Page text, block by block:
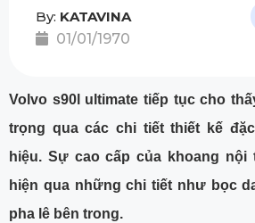
By: KATAVINA
01/01/1970
Volvo s90l ultimate tiếp tục cho
trọng qua các chi tiết thiết kế
hiệu. Sự cao cấp của khoang
hiện qua những chi tiết như bọc
pha lê bên trong.